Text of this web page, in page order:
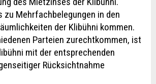
zu Mehrfachbelegungen in den
der Klibühni kommen.
Parteien zurechtkommen, ist
mit der entsprechenden
Rücksichtnahme